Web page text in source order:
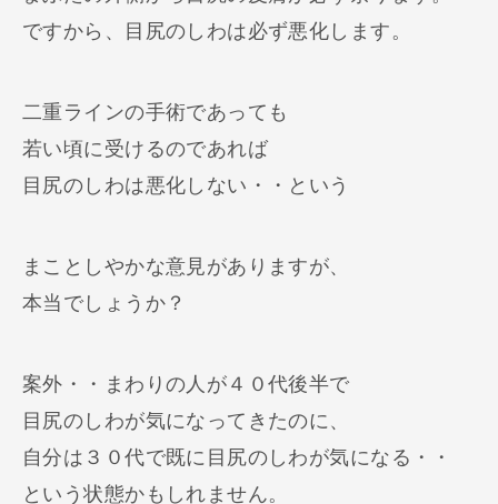
ですから、目尻のしわは必ず悪化します。
二重ラインの手術であっても
若い頃に受けるのであれば
目尻のしわは悪化しない・・という
まことしやかな意見がありますが、
本当でしょうか？
案外・・まわりの人が４０代後半で
目尻のしわが気になってきたのに、
自分は３０代で既に目尻のしわが気になる・・
という状態かもしれません。